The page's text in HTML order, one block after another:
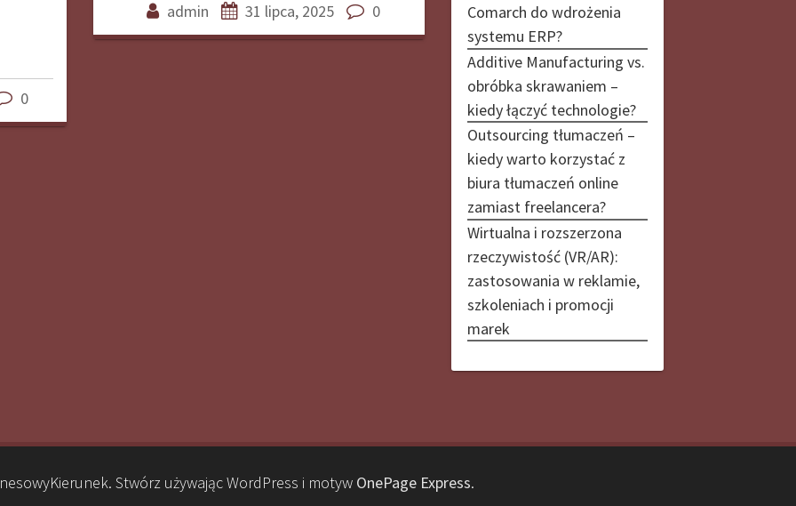
0
admin 31 lipca, 2025 0
Comarch do wdrożenia
systemu ERP?
Additive Manufacturing vs.
obróbka skrawaniem –
kiedy łączyć technologie?
Outsourcing tłumaczeń –
kiedy warto korzystać z
biura tłumaczeń online
zamiast freelancera?
Wirtualna i rozszerzona
rzeczywistość (VR/AR):
zastosowania w reklamie,
szkoleniach i promocji
marek
Stwórz używając WordPress i motyw OnePage Express.